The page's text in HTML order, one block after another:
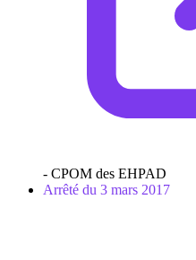
- CPOM des EHPAD
Arrêté du 3 mars 2017